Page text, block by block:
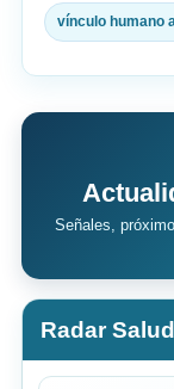
vínculo humano
Señales,
Radar Salud